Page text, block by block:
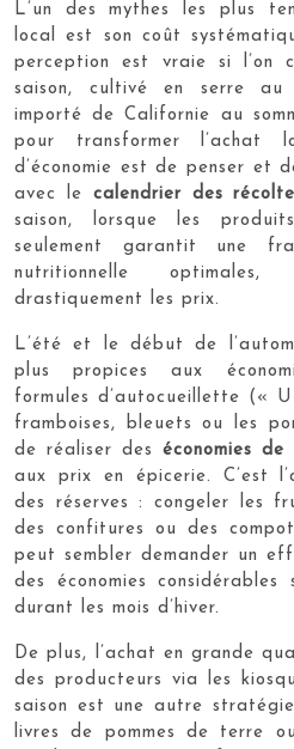
L’un des mythes les plus
local est son coût
perception est vraie si l’on
saison, cultivé en serre
importé de Californie au
pour transformer l’achat
d’économie est de penser et
avec le calendrier des
saison, lorsque les
seulement garantit une
nutritionnelle
drastiquement les prix.
L’été et le début de
plus propices aux
formules d’autocueillette («
framboises, bleuets ou les
de réaliser des économies
aux prix en épicerie. C’est
des réserves : congeler les
des confitures ou des
peut sembler demander un
des économies
durant les mois d’hiver.
De plus, l’achat en grande
des producteurs via les
saison est une autre
livres de pommes de terre